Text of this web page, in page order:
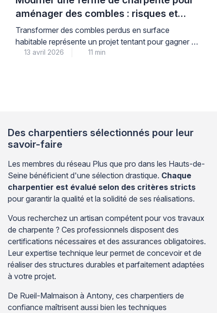
aménager des combles : risques et
solutions techniques
Transformer des combles perdus en surface
habitable représente un projet tentant pour gagner de
l’espace. Toutefois, modifier une charpente
13 avril 2026 11 min
Des charpentiers sélectionnés pour leur
savoir-faire
Les membres du réseau Plus que pro dans les Hauts-de-
Seine bénéficient d'une sélection drastique. Chaque
charpentier est évalué selon des critères stricts
pour garantir la qualité et la solidité de ses réalisations.
Vous recherchez un artisan compétent pour vos travaux
de charpente ? Ces professionnels disposent des
certifications nécessaires et des assurances obligatoires.
Leur expertise technique leur permet de concevoir et de
réaliser des structures durables et parfaitement adaptées
à votre projet.
De Rueil-Malmaison à Antony, ces charpentiers de
confiance maîtrisent aussi bien les techniques